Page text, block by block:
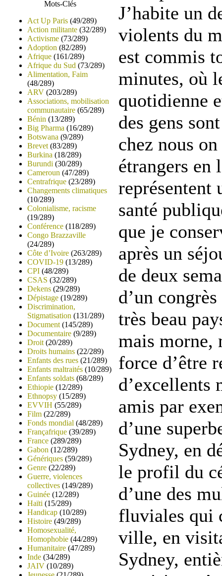
Mots-Clés
Act Up Paris (49/289)
Action militante (32/289)
Activisme (73/289)
Adoption (82/289)
Afrique (161/289)
Afrique du Sud (73/289)
Alimentation, Faim
(48/289)
ARV (203/289)
Associations, mobilisation
communautaire (65/289)
Bénin (13/289)
Big Pharma (16/289)
Botswana (9/289)
Brevet (83/289)
Burkina (18/289)
Burundi (30/289)
Cameroun (47/289)
Centrafrique (23/289)
Changements climatiques
(10/289)
Colonialisme, racisme
(19/289)
Conférence (118/289)
Congo Brazzaville
(24/289)
Côte d’Ivoire (263/289)
COVID-19 (13/289)
CPI (48/289)
CSAS (32/289)
Dekens (29/289)
Dépistage (19/289)
Discrimination,
Stigmatisation (131/289)
Document (145/289)
Documentaire (9/289)
Droit (20/289)
Droits humains (22/289)
Enfants des rues (21/289)
Enfants maltraités (10/289)
Enfants soldats (68/289)
Ethiopie (12/289)
Ethnopsy (15/289)
EVVIH (55/289)
Film (22/289)
Fonds mondial (48/289)
Françafrique (39/289)
France (289/289)
Gabon (12/289)
Génériques (59/289)
Genre (22/289)
Guerre, violences
collectives (149/289)
Guinée (12/289)
Haïti (15/289)
Handicap (10/289)
Histoire (49/289)
Homosexualité,
Homophobie (44/289)
Humanitaire (47/289)
Inde (34/289)
JAIV (10/289)
J’habite un
violents du
est commis
minutes, où
quotidienne
des gens
chez nous
étrangers en
représentent
santé
que je
après un
de deux
d’un
très beau
mais morne,
force d’être
d’excellents
amis par
d’une
Sydney, en
le profil du
d’une des
fluviales qui
ville, en
Sydney,